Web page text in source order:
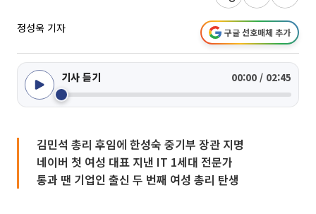
정성욱 기자 구글 선호매체 추가
기사 듣기 00:00 / 02:45
김민석 총리 후임에 한성숙 중기부 장관 지명
네이버 첫 여성 대표 지낸 IT 1세대 전문가
통과 땐 기업인 출신 두 번째 여성 총리 탄생